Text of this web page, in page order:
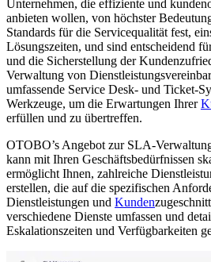
Unternehmen, die effiziente und
anbieten wollen, von höchster
Standards für die Servicequalität fest,
Lösungszeiten, und sind entscheidend
und die Sicherstellung der
Verwaltung von
umfassende Service Desk- und Ticket-
Werkzeuge, um die Erwartungen Ihrer
erfüllen und zu übertreffen.
OTOBO’s Angebot zur SLA-
kann mit Ihren Geschäftsbedürfnissen
ermöglicht Ihnen, zahlreiche
erstellen, die auf die spezifischen
Dienstleistungen und Kunden
verschiedene Dienste umfassen und
Eskalationszeiten und Verfügbarkeiten